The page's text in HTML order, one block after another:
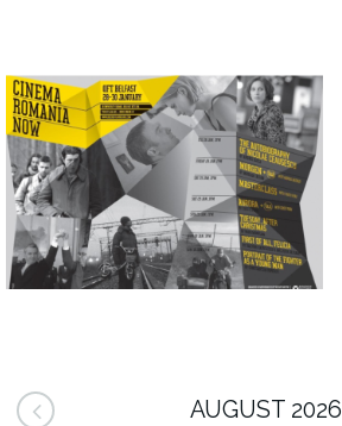
AUGUST 2026